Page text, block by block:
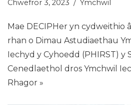
Chwefror 3, 2023 Ymchwil
Mae DECIPHer yn cydweithio
rhan o Dimau Astudiaethau
Iechyd y Cyhoedd (PHIRST) y
Cenedlaethol dros Ymchwil
Rhagor »